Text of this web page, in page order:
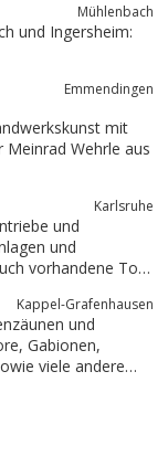
Mühlenbach
und Ingersheim:
Emmendingen
Meinrad Wehrle aus
Karlsruhe
vorhandene Tore
Kappel-Grafenhausen
und